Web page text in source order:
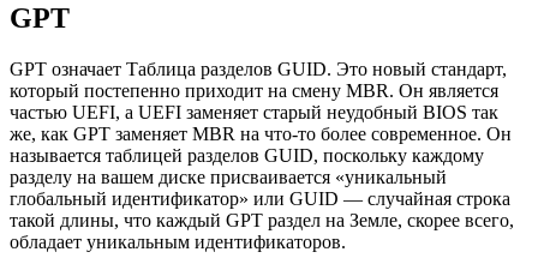
GPT
GPT означает Таблица разделов GUID. Это новый стандарт,
который постепенно приходит на смену MBR. Он является
частью UEFI, а UEFI заменяет старый неудобный BIOS так
же, как GPT заменяет MBR на что-то более современное. Он
называется таблицей разделов GUID, поскольку каждому
разделу на вашем диске присваивается «уникальный
глобальный идентификатор» или GUID — случайная строка
такой длины, что каждый GPT раздел на Земле, скорее всего,
обладает уникальным идентификаторов.